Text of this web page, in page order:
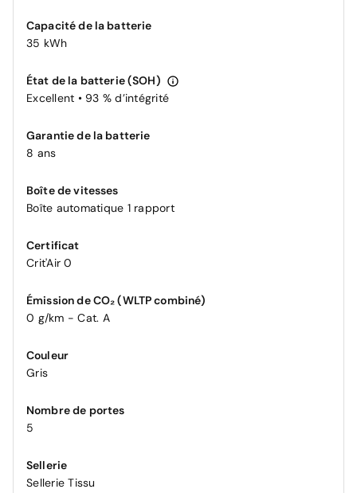
Capacité de la batterie
35 kWh
État de la batterie (SOH)
Excellent • 93 % d’intégrité
Garantie de la batterie
8 ans
Boîte de vitesses
Boîte automatique 1 rapport
Certificat
Crit'Air 0
Émission de CO₂ (WLTP combiné)
0 g/km - Cat. A
Couleur
Gris
Nombre de portes
5
Sellerie
Sellerie Tissu